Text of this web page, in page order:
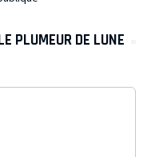
PLUMEUR DE LUNE